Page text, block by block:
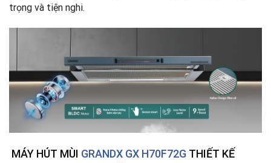
trọng và tiện nghi.
MÁY HÚT MÙI GRANDX GX H70F72G THIẾT KẾ